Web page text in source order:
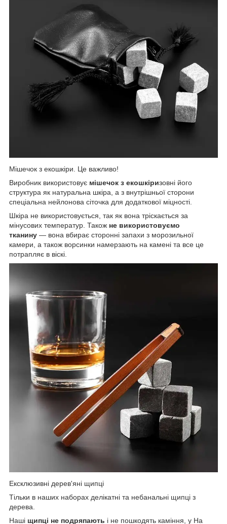
Мішечок з екошкіри. Це важливо!
Виробник використовує мішечок з екошкіризовні його
структура як натуральна шкіра, а з внутрішньої сторони
спеціальна нейлонова сіточка для додаткової міцності.
Шкіра не використовується, так як вона тріскається за
мінусових температур. Також не використовуємо
тканину — вона вбирає сторонні запахи з морозильної
камери, а також ворсинки намерзають на камені та все це
потрапляє в віскі.
Ексклюзивні дерев'яні щипці
Тільки в наших наборах делікатні та небанальні щипці з
дерева.
Наші щипці не подряпають і не пошкодять каміння, у На